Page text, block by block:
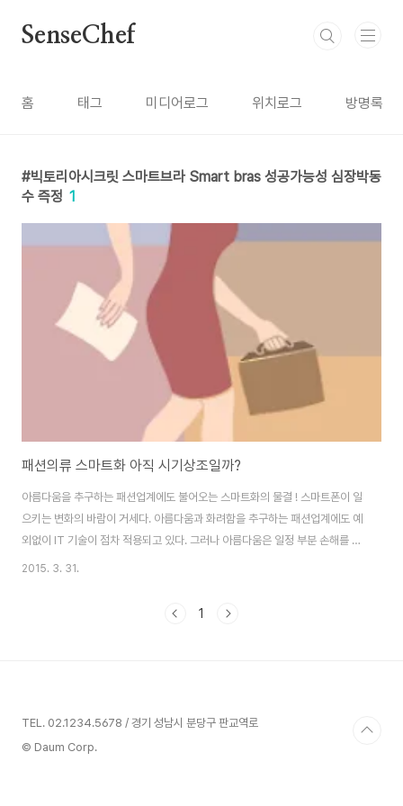
SenseChef
홈 태그 미디어로그 위치로그 방명록
빅토리아시크릿 스마트브라 Smart bras 성공가능성 심장박동
수 즉정 1
패션의류 스마트화 아직 시기상조일까?
아름다움을 추구하는 패션업계에도 불어오는 스마트화의 물결 ! 스마트폰이 일
으키는 변화의 바람이 거세다. 아름다움과 화려함을 추구하는 패션업계에도 예
외없이 IT 기술이 점차 적용되고 있다. 그러나 아름다움은 일정 부분 손해를 통
해 얻어지는 경우가 많다. 아이폰의 경우 일체형 배터리 적용을 통해 스마트폰
만 보면 통상 두꺼운 소재가 좋다. 그러나 심미성, 여러 겹을 입어 생기는 공기
2015. 3. 31.
1
TEL. 02.1234.5678 / 경기 성남시 분당구 판교역로
© Daum Corp.